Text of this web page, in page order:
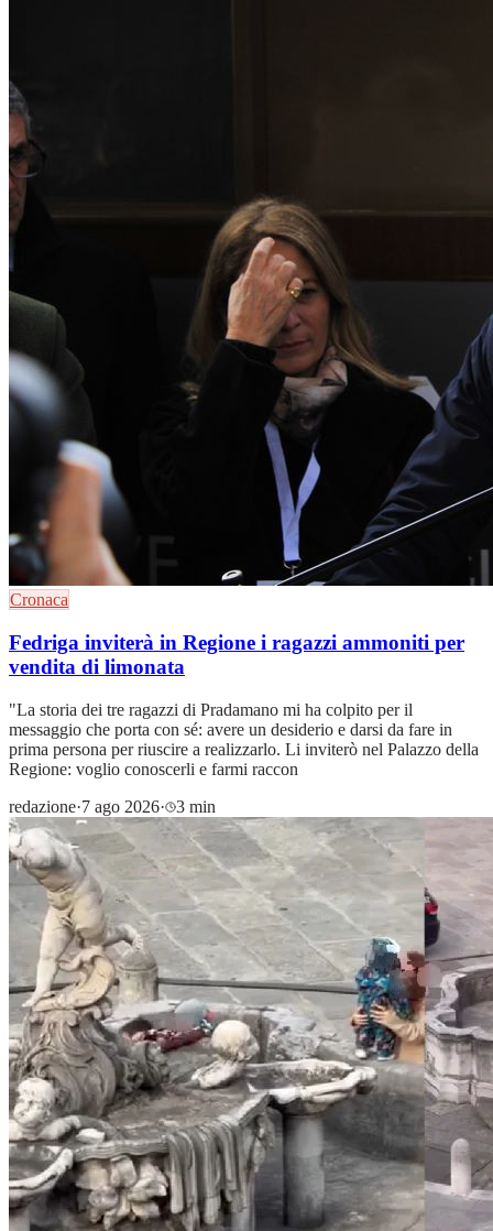
Cronaca
Fedriga inviterà in Regione i ragazzi ammoniti per
vendita di limonata
"La storia dei tre ragazzi di Pradamano mi ha colpito per il
messaggio che porta con sé: avere un desiderio e darsi da fare in
prima persona per riuscire a realizzarlo. Li inviterò nel Palazzo della
Regione: voglio conoscerli e farmi raccon
redazione·7 ago 2026· 3 min